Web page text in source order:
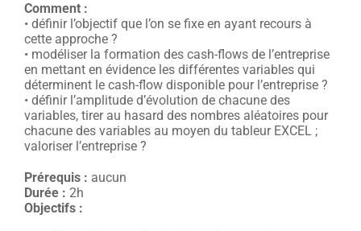
Comment :
• définir l’objectif que l’on se fixe en ayant recours à
cette approche ?
• modéliser la formation des cash-flows de l’entreprise
en mettant en évidence les différentes variables qui
déterminent le cash-flow disponible pour l’entreprise ?
• définir l’amplitude d’évolution de chacune des
variables, tirer au hasard des nombres aléatoires pour
chacune des variables au moyen du tableur EXCEL ;
valoriser l’entreprise ?
Prérequis : aucun
Durée : 2h
Objectifs :